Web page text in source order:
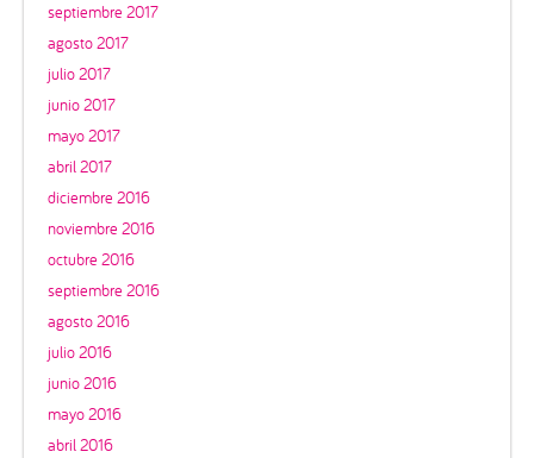
septiembre 2017
agosto 2017
julio 2017
junio 2017
mayo 2017
abril 2017
diciembre 2016
noviembre 2016
octubre 2016
septiembre 2016
agosto 2016
julio 2016
junio 2016
mayo 2016
abril 2016